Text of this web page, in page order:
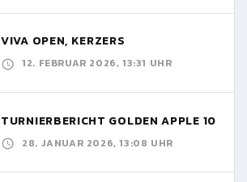
VIVA OPEN, KERZERS
12. FEBRUAR 2026, 13:31 UHR
TURNIERBERICHT GOLDEN APPLE 10
28. JANUAR 2026, 13:08 UHR